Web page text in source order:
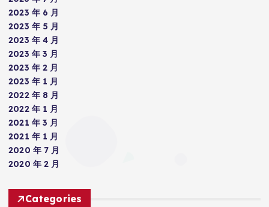
2023 年 6 月
2023 年 5 月
2023 年 4 月
2023 年 3 月
2023 年 2 月
2023 年 1 月
2022 年 8 月
2022 年 1 月
2021 年 3 月
2021 年 1 月
2020 年 7 月
2020 年 2 月
Categories